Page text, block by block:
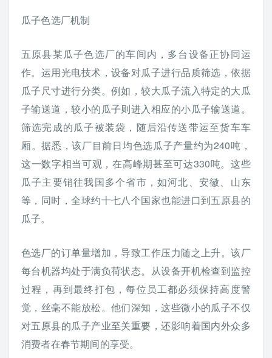
瓜子色选厂机制
五原县某瓜子色选厂的车间内，多台设备正协同运
作。运用光电技术，设备对瓜子进行品质筛选，依据
瓜子尺寸进行分类。例如，较大瓜子流入特定的大瓜
子输送道，较小的瓜子则进入相应的小瓜子输送道。
筛选完成的瓜子被装袋，随后沿传送带运至货车车
厢。据悉，该厂目前日均色选瓜子产量约为240吨，
这一数字相当可观，在高峰期甚至可达330吨。这些
瓜子主要销往我国多个省市，如河北、安徽、山东
等，同时，全球约十七八个国家也能进口到五原县的
瓜子。
色选厂的订单量增加，导致工作压力随之上升。该厂
每台机器均处于满负荷状态。从设备开机检查到监控
过程，再到最终打包，每位员工都必须保持高度警
觉，丝毫不能放松。他们深知，这些微小的瓜子不仅
对五原县的瓜子产业至关重要，还影响着国内外众多
消费者在春节期间的享受。